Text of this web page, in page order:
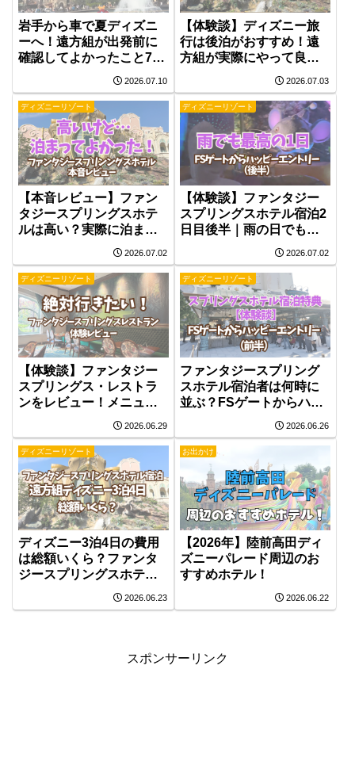
岩手から車で夏ディズニ
ーへ！遠方組が出発前に
確認してよかったこと7選
【実体験】出発前チェッ
2026.07.10
【体験談】ディズニー旅
行は後泊がおすすめ！遠
方組が実際にやって良か
2026.07.03
ディズニーリゾート
【本音レビュー】ファン
タジースプリングスホテ
ルは高い？実際に泊まっ
て感じた価値を正直レビ
2026.07.02
ディズニーリゾート
【体験談】ファンタジー
スプリングスホテル宿泊2
日目後半｜雨の日でも最
後まで楽しめた過ごし方
2026.07.02
ディズニーリゾート
【体験談】ファンタジー
スプリングス・レストラ
ンをレビュー！メニュ
ー・店内の雰囲気などを
2026.06.29
ディズニーリゾート
ファンタジースプリング
スホテル宿泊者は何時に
並ぶ？FSゲートからハッ
ピーエントリー当日の流
れを体験談で紹介
2026.06.26
ディズニーリゾート
ディズニー3泊4日の費用
は総額いくら？ファンタ
ジースプリングスホテル
宿泊の家族旅行を公開
2026.06.23
お出かけ
【2026年】陸前高田ディ
ズニーパレード周辺のお
すすめホテル！
2026.06.22
スポンサーリンク